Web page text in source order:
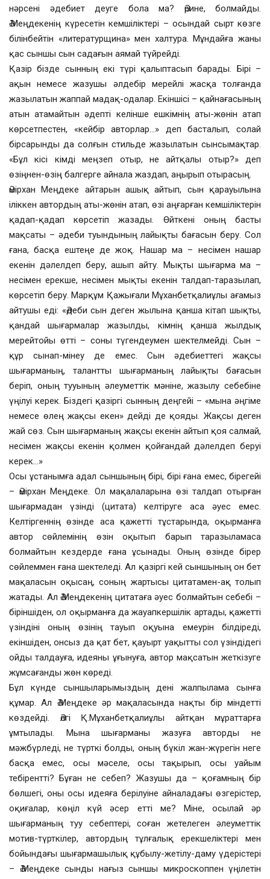
нәрсені әдебиет деуге бола ма? Әрине, болмайды.
Ә.Меңдекенің күресетін кемшіліктері – осындай сырт көзге
білінбейтін «литературщина» мен халтура. Мұндайға жаны
қас сыншы сын садағын аямай түйрейді.
Қазір бізде сынның екі түрі қалыптасып барады. Бірі –
ақын немесе жазушы әлдебір мерейлі жасқа толғанда
жазылатын жаппай мадақ-одалар. Екіншісі – қайнағасының
атын атамайтын әдепті келінше ешкімнің аты-жөнін атап
көрсетпестен, «кейбір авторлар…» деп басталып, солай
бірсарынды да солғын стильде жазылатын сынсымақтар.
«Бұл кісі кімді меңзеп отыр, не айтқалы отыр?» деп
өзіңнен-өзің балгерге айнала жаздап, аңырып отырасың.
Әмірхан Меңдеке айтарын ашық айтып, сын қарауылына
іліккен автордың аты-жөнін атап, өзі аңғарған кемшіліктерін
қадап-қадап көрсетіп жазады. Өйткені оның басты
мақсаты – әдеби туындының лайықты бағасын беру. Сол
ғана, басқа ештеңе де жоқ. Нашар ма – несімен нашар
екенін дәлелдеп беру, ашып айту. Мықты шығарма ма –
несімен ерекше, несімен мықты екенін талдап-таразылап,
көрсетіп беру. Марқұм Қажығали Мұханбетқалиұлы ағамыз
айтушы еді: «Әдеби сын деген жылына қанша кітап шықты,
қандай шығармалар жазылды, кімнің қанша жылдық
мерейтойы өтті – соны түгендеумен шектелмейді. Сын –
құр сынап-мінеу де емес. Сын әдебиеттегі жақсы
шығарманың, талантты шығарманың лайықты бағасын
беріп, оның тууының әлеуметтік мәніне, жазылу себебіне
үңілуі керек. Біздегі қазіргі сынның деңгейі – «мына әңгіме
немесе өлең жақсы екен» дейді де қояды. Жақсы деген
жай сөз. Сын шығарманың жақсы екенін айтып қоя салмай,
несімен жақсы екенін қолмен қойғандай дәлелдеп беруі
керек…»
Осы ұстанымға адал сыншының бірі, бірі ғана емес, бірегейі
– Әмірхан Меңдеке. Ол мақалаларына өзі талдап отырған
шығармадан үзінді (цитата) келтіруге аса әуес емес.
Келтіргеннің өзінде аса қажетті тұстарында, оқырманға
автор сөйлемінің өзін оқытып барып таразыламаса
болмайтын кездерде ғана ұсынады. Оның өзінде бірер
сөйлеммен ғана шектеледі. Ал қазіргі кей сыншының он бет
мақаласын оқысаң, соның жартысы цитатамен-ақ толып
жатады. Ал Ә.Меңдекенің цитатаға әуес болмайтын себебі –
біріншіден, ол оқырманға да жауапкершілік артады, қажетті
үзіндіні оның өзінің тауып оқуына емеурін білдіреді,
екіншіден, онсыз да қат бет, қауырт уақытты сол үзіндідегі
ойды талдауға, идеяны ұғынуға, автор мақсатын жеткізуге
жұмсағанды жөн көреді.
Бұл күнде сыншыларымыздың дені жалпылама сынға
құмар. Ал Ә.Меңдеке әр мақаласында нақты бір міндетті
көздейді. Әлгі Қ.Мұханбетқалиұлы айтқан мұраттарға
ұмтылады. Мына шығарманы жазуға авторды не
мәжбүрледі, не түрткі болды, оның бүкіл жан-жүрегін неге
басқа емес, осы мәселе, осы тақырып, осы уайым
тебірентті? Бұған не себеп? Жазушы да – қоғамның бір
бөлшегі, оны осы идеяға берілуіне айналадағы өзгерістер,
оқиғалар, көңіл күй әсер етті ме? Міне, осылай әр
шығарманың туу себептері, соған жетелеген әлеуметтік
мотив-түрткілер, автордың тұлғалық ерекшеліктері мен
бойындағы шығармашылық құбылу-жетілу-даму үдерістері
– Ә.Меңдеке сынды нағыз сыншы микроскоппен үңілетін